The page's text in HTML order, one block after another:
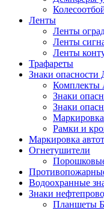
Ленты
Ленты
Ленты
Ленты
Трафареты
Знаки
Знаки
Знаки
Маркировка
Рамки и
Маркировка
Огнетушители
Водоохранные
Знаки
Планшеты